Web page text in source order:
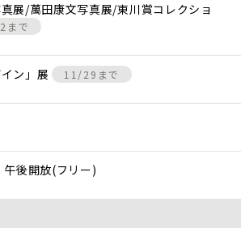
展/萬田康文写真展/東川賞コレクショ
まで
イン」展 11/29まで
午後開放(フリー)